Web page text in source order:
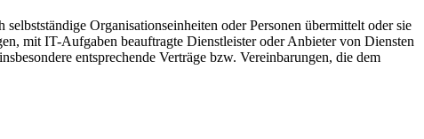
Organisationseinheiten oder Personen übermittelt oder sie
mit IT-Aufgaben beauftragte Dienstleister oder Anbieter von Diensten
entsprechende Verträge bzw. Vereinbarungen, die dem